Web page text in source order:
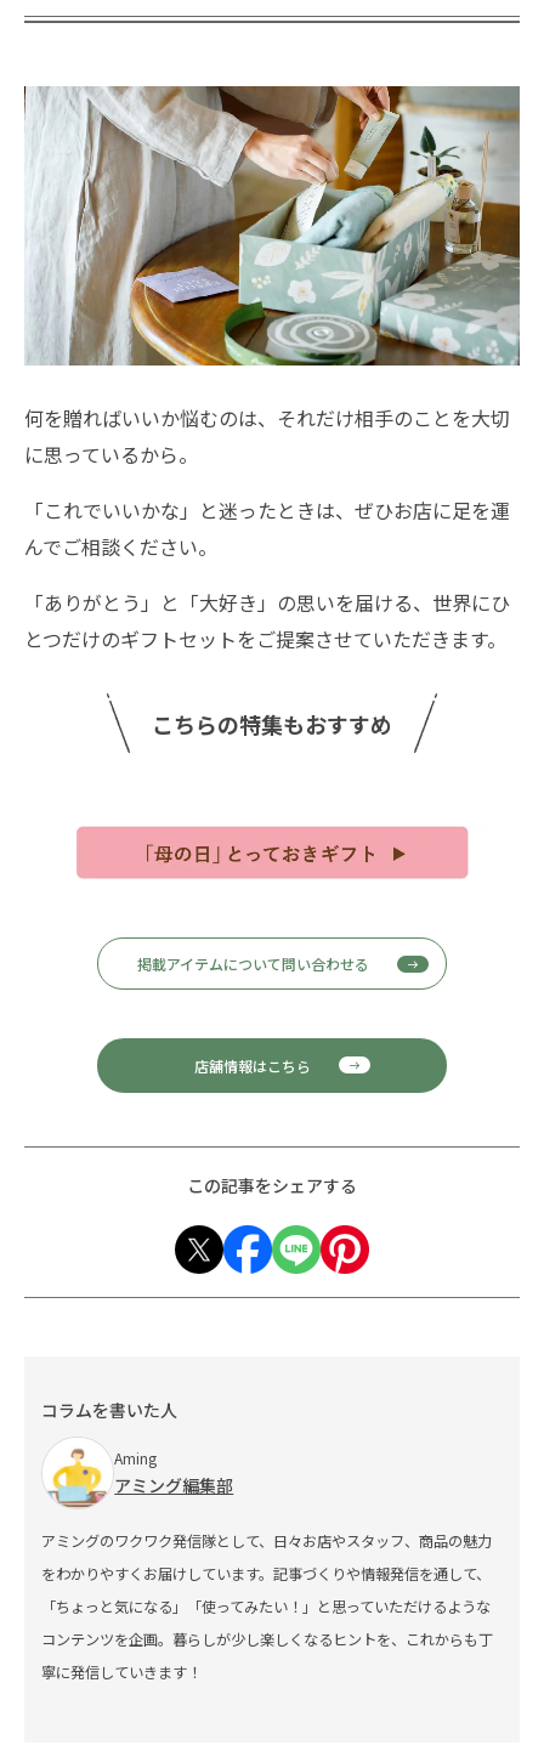
何を贈ればいいか悩むのは、それだけ相手のことを大切
に思っているから。
「これでいいかな」と迷ったときは、ぜひお店に足を運
んでご相談ください。
「ありがとう」と「大好き」の思いを届ける、世界にひ
とつだけのギフトセットをご提案させていただきます。
こちらの特集もおすすめ
掲載アイテムについて問い合わせる
店舗情報はこちら
この記事をシェアする
コラムを書いた人
Aming
アミング編集部
アミングのワクワク発信隊として、日々お店やスタッフ、商品の魅力
をわかりやすくお届けしています。記事づくりや情報発信を通して、
「ちょっと気になる」「使ってみたい！」と思っていただけるような
コンテンツを企画。暮らしが少し楽しくなるヒントを、これからも丁
寧に発信していきます！